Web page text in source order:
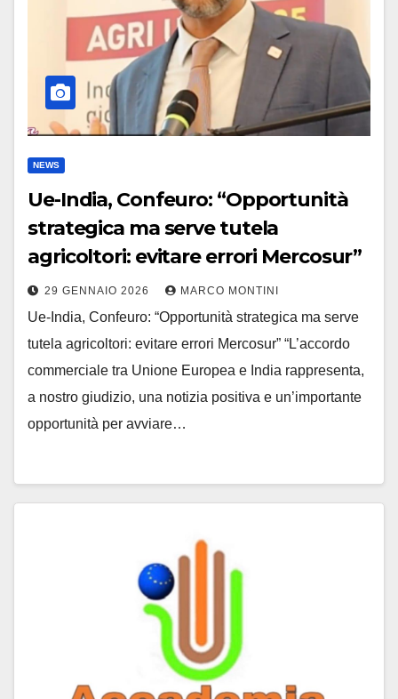
NEWS
Ue-India, Confeuro: “Opportunità
strategica ma serve tutela
agricoltori: evitare errori Mercosur”
29 GENNAIO 2026 MARCO MONTINI
Ue-India, Confeuro: “Opportunità strategica ma serve
tutela agricoltori: evitare errori Mercosur” “L’accordo
commerciale tra Unione Europea e India rappresenta,
a nostro giudizio, una notizia positiva e un’importante
opportunità per avviare…